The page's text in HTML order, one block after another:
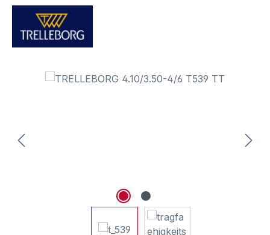
Bildergalerie überspringen